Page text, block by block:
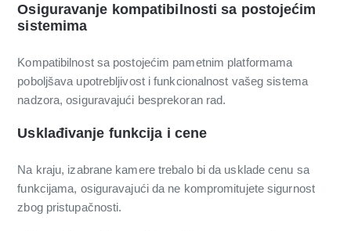
Osiguravanje kompatibilnosti sa postojećim
sistemima
Kompatibilnost sa postojećim pametnim platformama
poboljšava upotrebljivost i funkcionalnost vašeg sistema
nadzora, osiguravajući besprekoran rad.
Usklađivanje funkcija i cene
Na kraju, izabrane kamere trebalo bi da usklade cenu sa
funkcijama, osiguravajući da ne kompromitujete sigurnost
zbog pristupačnosti.